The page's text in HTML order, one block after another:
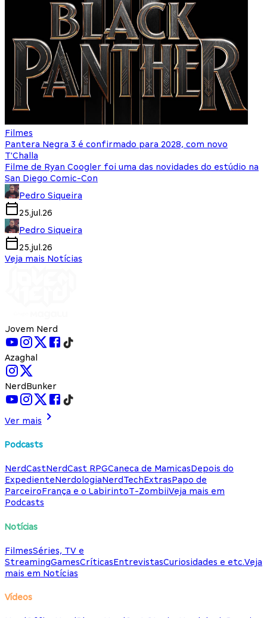
Filmes
Pantera Negra 3 é confirmado para 2028, com novo
T'Challa
Filme de Ryan Coogler foi uma das novidades do estúdio na
San Diego Comic-Con
Pedro Siqueira
25.jul.26
Pedro Siqueira
25.jul.26
Veja mais Notícias
Jovem Nerd
Azaghal
NerdBunker
Ver mais
Podcasts
NerdCastNerdCast RPGCaneca de MamicasDepois do
ExpedienteNerdologiaNerdTechExtrasPapo de
ParceiroFrança e o LabirintoT-ZombiiVeja mais em
Podcasts
Notícias
FilmesSéries, TV e
StreamingGamesCríticasEntrevistasCuriosidades e etc.Veja
mais em Notícias
Vídeos